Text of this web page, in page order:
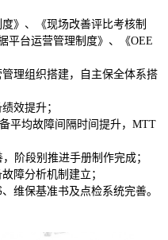
》、《现场改善评比考核制
平台运营管理制度》、《OEE
理组织搭建，自主保全体系搭
效提升；
平均故障间隔时间提升，MTT
阶段别推进手册制作完成；
障分析机制建立；
维保基准书及点检系统完善。